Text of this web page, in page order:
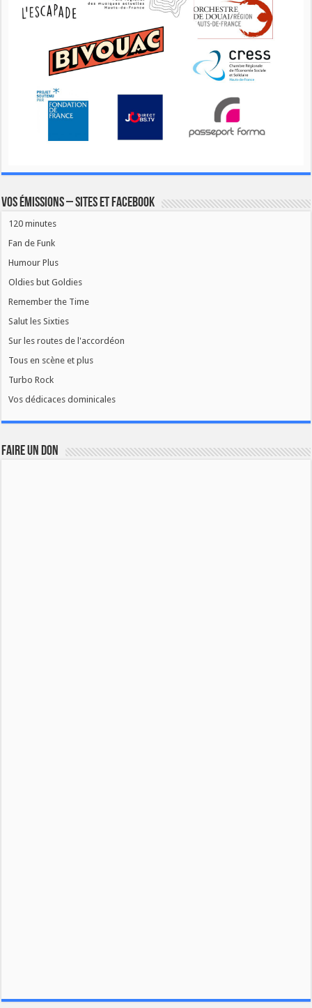
Vos émissions – Sites et Facebook
120 minutes
Fan de Funk
Humour Plus
Oldies but Goldies
Remember the Time
Salut les Sixties
Sur les routes de l'accordéon
Tous en scène et plus
Turbo Rock
Vos dédicaces dominicales
FAIRE UN DON